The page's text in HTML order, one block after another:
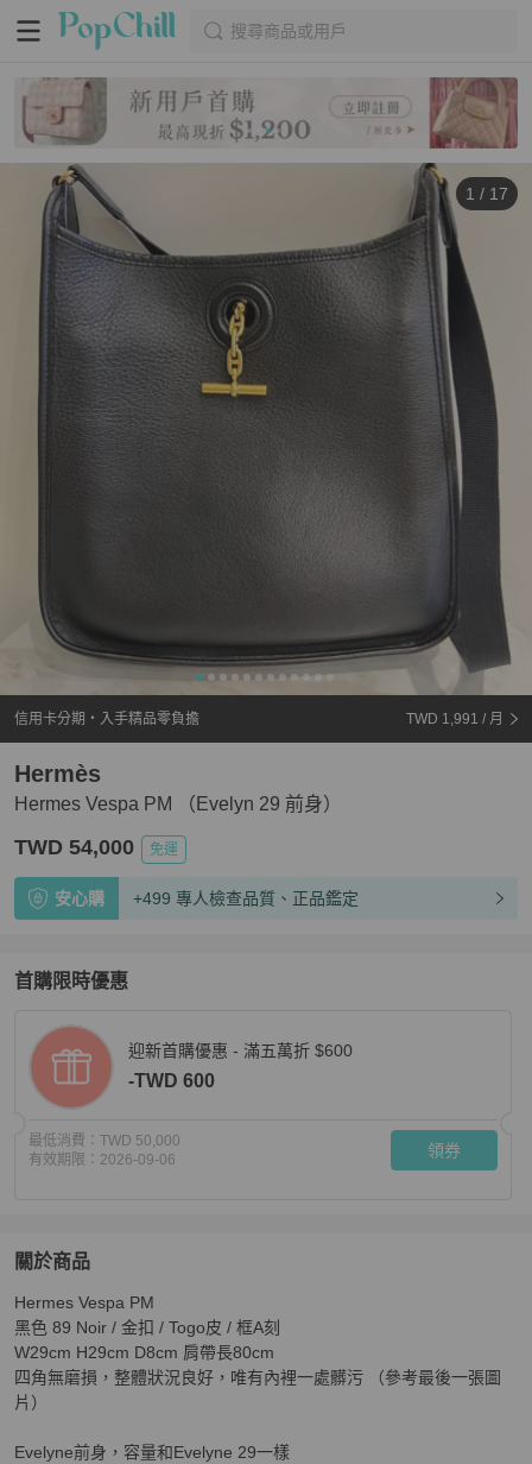
搜尋商品或用戶
1 / 17
信用卡分期・入手精品零負擔 TWD 1,991 / 月
Hermes Vespa PM （Evelyn 29 前身）
Hermès
TWD 54,000 免運
安心購 +499 專人檢查品質、正品鑑定
首購限時優惠
迎新首購優惠 - 滿五萬折 $600
-TWD 600
最低消費： TWD 50,000
有效期限： 2026-09-06 領券
關於商品
關於Hermes Vespa PM （Evelyn 29 前身）
Hermes Vespa PM
黑色 89 Noir / 金扣 / Togo皮 / 框A刻
W29cm H29cm D8cm 肩帶長80cm
四角無磨損，整體狀況良好，唯有內裡一處髒污 （參考最後一張圖
片）
Evelyne前身，容量和Evelyne 29一樣